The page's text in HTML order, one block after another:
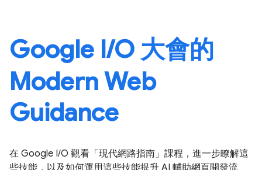
Google I/O 大會的
Modern Web
Guidance
在 Google I/O 觀看「現代網路指南」課程，進一步瞭解這